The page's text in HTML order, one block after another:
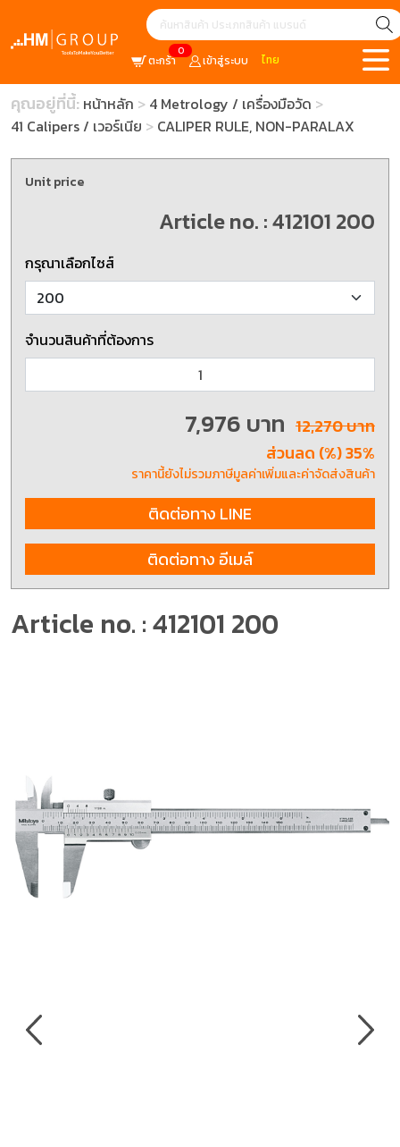
0
ตะกร้า เข้าสู่ระบบ ไทย
คุณอยู่ที่นี้: หน้าหลัก
4 Metrology / เครื่องมือวัด
41 Calipers / เวอร์เนีย
CALIPER RULE, NON-PARALAX
Article no. : 412101 200
Unit price
Article no. : 412101 200
กรุณาเลือกไซส์
จำนวนสินค้าที่ต้องการ
7,976 บาท 12,270 บาท
ส่วนลด (%) 35%
ราคานี้ยังไม่รวมภาษีมูลค่าเพิ่มและค่าจัดส่งสินค้า
ติดต่อทาง LINE
ติดต่อทาง อีเมล์